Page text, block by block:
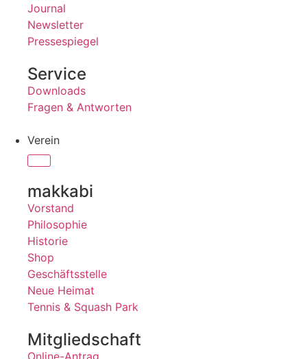
Journal
Newsletter
Pressespiegel
Service
Downloads
Fragen & Antworten
Verein
makkabi
Vorstand
Philosophie
Historie
Shop
Geschäftsstelle
Neue Heimat
Tennis & Squash Park
Mitgliedschaft
Online-Antrag